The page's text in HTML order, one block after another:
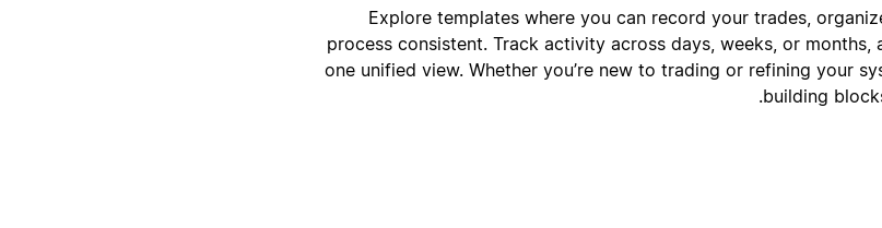
Explore templates where you can record your trades,
process consistent. Track activity across days, weeks, or
one unified view. Whether you’re new to trading or refining your
building